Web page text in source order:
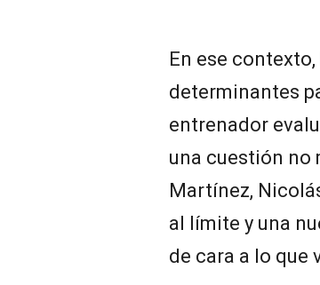
En ese
determinantes
entrenador
una cuestión no
Martínez,
al límite y una
de cara a lo que